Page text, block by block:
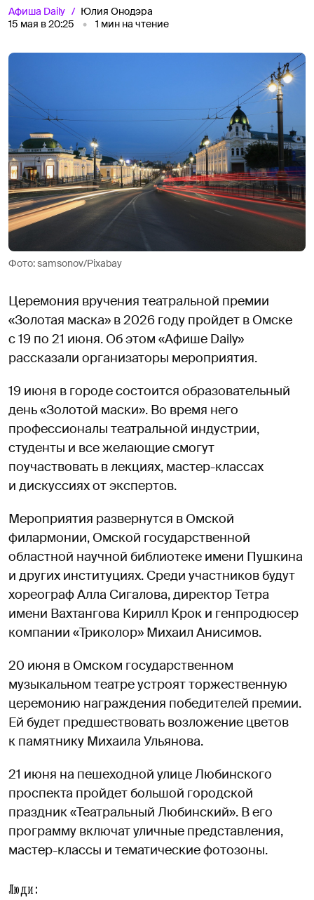
Афиша Daily
Юлия Онодэра
15 мая в 20:25
1 мин на чтение
Фото: samsonov/Pixabay
Церемония вручения театральной премии
«Золотая маска» в 2026 году пройдет в Омске
с 19 по 21 июня. Об этом «Афише Daily»
рассказали организаторы мероприятия.
19 июня в городе состоится образовательный
день «Золотой маски». Во время него
профессионалы театральной индустрии,
студенты и все желающие смогут
поучаствовать в лекциях, мастер-классах
и дискуссиях от экспертов.
Мероприятия развернутся в Омской
филармонии, Омской государственной
областной научной библиотеке имени Пушкина
и других институциях. Среди участников будут
хореограф Алла Сигалова, директор Тетра
имени Вахтангова Кирилл Крок и генпродюсер
компании «Триколор» Михаил Анисимов.
20 июня в Омском государственном
музыкальном театре устроят торжественную
церемонию награждения победителей премии.
Ей будет предшествовать возложение цветов
к памятнику Михаила Ульянова.
21 июня на пешеходной улице Любинского
проспекта пройдет большой городской
праздник «Театральный Любинский». В его
программу включат уличные представления,
мастер-классы и тематические фотозоны.
Люди: